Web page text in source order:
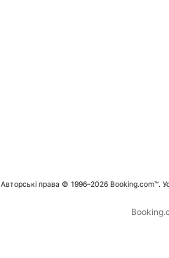
Авторські права © 1996–2026 Booking.com™.